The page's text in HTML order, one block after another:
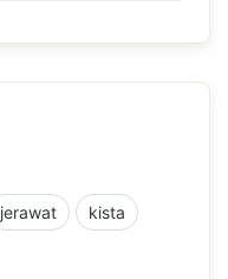
jerawat kista